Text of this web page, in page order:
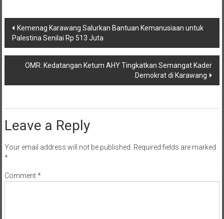
Post
navigation
Kemenag Karawang Salurkan Bantuan Kemanusiaan untuk
Palestina Senilai Rp 513 Juta
OMR: Kedatangan Ketum AHY Tingkatkan Semangat Kader
Demokrat di Karawang
Leave a Reply
Your email address will not be published. Required fields are marked
*
Comment*